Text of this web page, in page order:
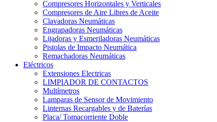
Compresores Horizontales y Verticales
Compresores de Aire Libres de Aceite
Clavadoras Neumáticas
Engrapadoras Neumáticas
Lijadoras y Esmeriladoras Neumáticas
Pistolas de Impacto Neumática
Remachadoras Neumáticas
Eléctricos
Extensiones Electricas
LIMPIADOR DE CONTACTOS
Multímetros
Lamparas de Sensor de Movimiento
Linternas Recargables y de Baterías
Placa/ Tomacorriente Doble